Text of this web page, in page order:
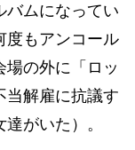
バムになってい
度もアンコール
場の外に「ロッ
当解雇に抗議す
がいた）。